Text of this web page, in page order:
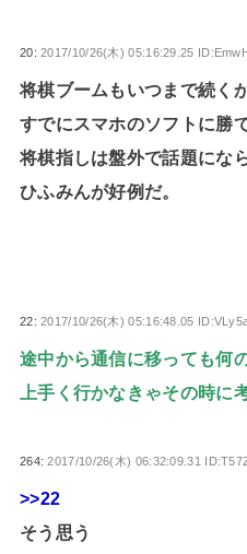
20:2017/10/26(木) 05:16:29.25
将棋ブームもいつまで続く
すでにスマホのソフトに勝
将棋指しは盤外で話題にな
ひふみんが好例だ。
22:2017/10/26(木) 05:16:48.05
途中から通信に移っても何
上手く行かなきゃその時に
264:2017/10/26(木) 06:32:09.31
>>22
そう思う